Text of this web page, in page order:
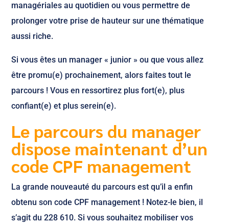
managériales au quotidien ou vous permettre de
prolonger votre prise de hauteur sur une thématique
aussi riche.
Si vous êtes un manager « junior » ou que vous allez
être promu(e) prochainement, alors faites tout le
parcours ! Vous en ressortirez plus fort(e), plus
confiant(e) et plus serein(e).
Le parcours du manager
dispose maintenant d’un
code CPF management
La grande nouveauté du parcours est qu’il a enfin
obtenu son code CPF management ! Notez-le bien, il
s’agit du 228 610. Si vous souhaitez mobiliser vos